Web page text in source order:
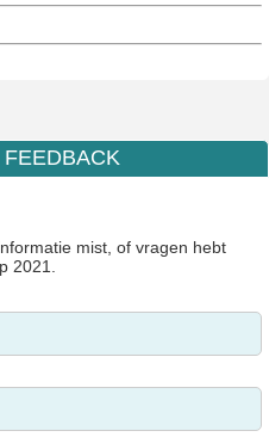
mist, of vragen hebt
2021.